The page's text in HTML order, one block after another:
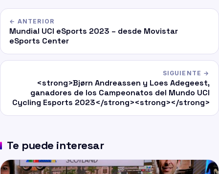
← ANTERIOR
Mundial UCI eSports 2023 – desde Movistar
eSports Center
SIGUIENTE →
<strong>Bjørn Andreassen y Loes Adegeest,
ganadores de los Campeonatos del Mundo UCI
Cycling Esports 2023</strong><strong></strong>
Te puede interesar